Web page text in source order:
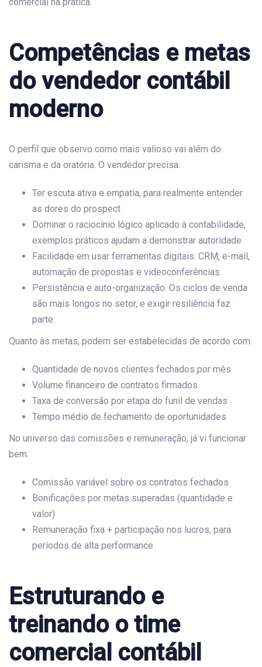
comercial na prática.
Competências e metas
do vendedor contábil
moderno
O perfil que observo como mais valioso vai além do
carisma e da oratória. O vendedor precisa:
Ter escuta ativa e empatia, para realmente entender
as dores do prospect
Dominar o raciocínio lógico aplicado à contabilidade,
exemplos práticos ajudam a demonstrar autoridade
Facilidade em usar ferramentas digitais: CRM, e-mail,
automação de propostas e videoconferências
Persistência e auto-organização. Os ciclos de venda
são mais longos no setor, e exigir resiliência faz
parte.
Quanto às metas, podem ser estabelecidas de acordo com:
Quantidade de novos clientes fechados por mês
Volume financeiro de contratos firmados
Taxa de conversão por etapa do funil de vendas
Tempo médio de fechamento de oportunidades
No universo das comissões e remuneração, já vi funcionar
bem:
Comissão variável sobre os contratos fechados
Bonificações por metas superadas (quantidade e
valor)
Remuneração fixa + participação nos lucros, para
períodos de alta performance
Estruturando e
treinando o time
comercial contábil